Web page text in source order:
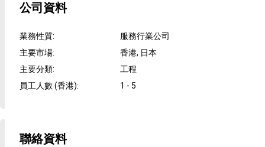
公司資料
業務性質:
服務行業公司
主要市場:
香港, 日本
主要分類:
工程
員工人數 (香港): 1 - 5
聯絡資料